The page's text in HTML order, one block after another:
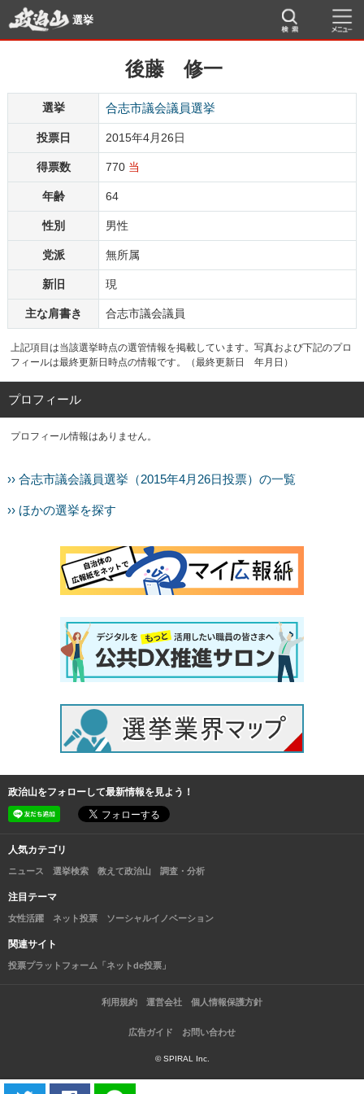
選挙
後藤 修一
選挙 合志市議会議員選挙
投票日 2015年4月26日
得票数 770 当
年齢 64
性別 男性
党派 無所属
新旧 現
主な肩書き 合志市議会議員
上記項目は当該選挙時点の選管情報を掲載しています。写真および下記のプロ
フィールは最終更新日時点の情報です。（最終更新日 年月日）
プロフィール
プロフィール情報はありません。
›› 合志市議会議員選挙（2015年4月26日投票）の一覧
›› ほかの選挙を探す
政治山をフォローして最新情報を見よう！
人気カテゴリ
ニュース 選挙検索 教えて政治山 調査・分析
注目テーマ
女性活躍 ネット投票 ソーシャルイノベーション
関連サイト
投票プラットフォーム「ネットde投票」
利用規約 運営会社 個人情報保護方針
広告ガイド お問い合わせ
© SPIRAL Inc.